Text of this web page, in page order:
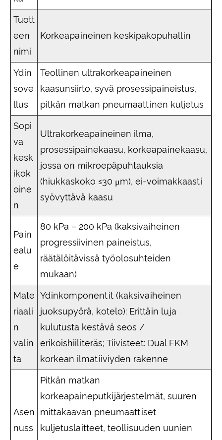
Tuott
een
nimi
Korkeapaineinen keskipakopuhallin
Ydin
sove
llus
Teollinen ultrakorkeapaineinen
kaasunsiirto, syvä prosessipaineistus,
pitkän matkan pneumaattinen kuljetus
Sopi
va
kesk
ikok
oine
n
Ultrakorkeapaineinen ilma,
prosessipainekaasu, korkeapainekaasu,
jossa on mikroepäpuhtauksia
(hiukkaskoko ≤30 μm), ei-voimakkaasti
syövyttävä kaasu
Pain
ealu
e
80 kPa – 200 kPa (kaksivaiheinen
progressiivinen paineistus,
räätälöitävissä työolosuhteiden
mukaan)
Mate
riaali
n
valin
ta
Ydinkomponentit (kaksivaiheinen
juoksupyörä, kotelo): Erittäin luja
kulutusta kestävä seos /
erikoishiiliteräs; Tiivisteet: Dual FKM
korkean ilmatiiviyden rakenne
Asen
nuss
Pitkän matkan
korkeapaineputkijärjestelmät, suuren
mittakaavan pneumaattiset
kuljetuslaitteet, teollisuuden uunien